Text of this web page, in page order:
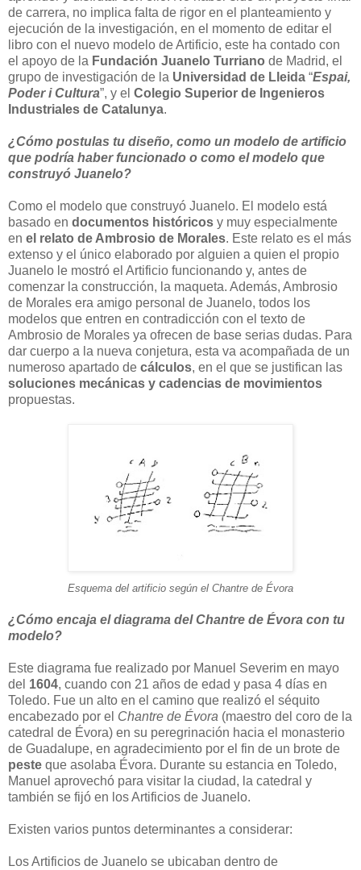
de carrera, no implica falta de rigor en el planteamiento y
ejecución de la investigación, en el momento de editar el
libro con el nuevo modelo de Artificio, este ha contado con
el apoyo de la Fundación Juanelo Turriano de Madrid, el
grupo de investigación de la Universidad de Lleida “Espai,
Poder i Cultura”, y el Colegio Superior de Ingenieros
Industriales de Catalunya.
¿Cómo postulas tu diseño, como un modelo de artificio
que podría haber funcionado o como el modelo que
construyó Juanelo?
Como el modelo que construyó Juanelo. El modelo está
basado en documentos históricos y muy especialmente
en el relato de Ambrosio de Morales. Este relato es el más
extenso y el único elaborado por alguien a quien el propio
Juanelo le mostró el Artificio funcionando y, antes de
comenzar la construcción, la maqueta. Además, Ambrosio
de Morales era amigo personal de Juanelo, todos los
modelos que entren en contradicción con el texto de
Ambrosio de Morales ya ofrecen de base serias dudas. Para
dar cuerpo a la nueva conjetura, esta va acompañada de un
numeroso apartado de cálculos, en el que se justifican las
soluciones mecánicas y cadencias de movimientos
propuestas.
Esquema del artificio según el Chantre de Évora
¿Cómo encaja el diagrama del Chantre de Évora con tu
modelo?
Este diagrama fue realizado por Manuel Severim en mayo
del 1604, cuando con 21 años de edad y pasa 4 días en
Toledo. Fue un alto en el camino que realizó el séquito
encabezado por el Chantre de Évora (maestro del coro de la
catedral de Évora) en su peregrinación hacia el monasterio
de Guadalupe, en agradecimiento por el fin de un brote de
peste que asolaba Évora. Durante su estancia en Toledo,
Manuel aprovechó para visitar la ciudad, la catedral y
también se fijó en los Artificios de Juanelo.
Existen varios puntos determinantes a considerar:
Los Artificios de Juanelo se ubicaban dentro de